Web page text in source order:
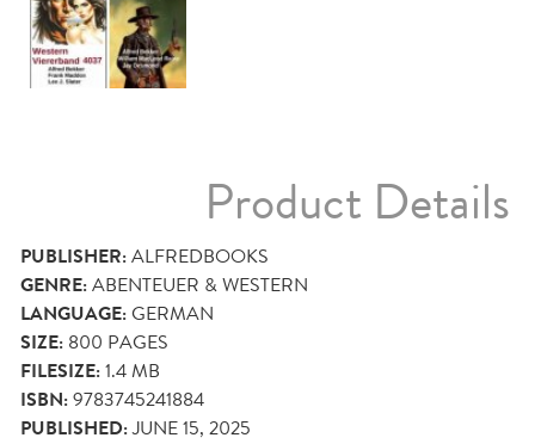
Product Details
PUBLISHER:ALFREDBOOKS
GENRE:ABENTEUER & WESTERN
LANGUAGE:GERMAN
SIZE: 800 PAGES
FILESIZE:1.4 MB
ISBN:9783745241884
PUBLISHED:JUNE 15, 2025